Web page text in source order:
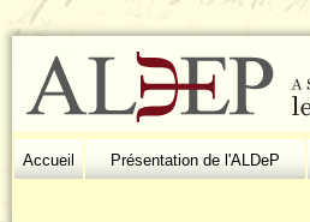
Accueil Présentation de l'ALDeP